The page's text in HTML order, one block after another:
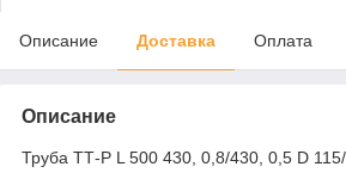
Описание Доставка Оплата
Описание
Труба ТТ-Р L 500 430, 0,8/430, 0,5 D